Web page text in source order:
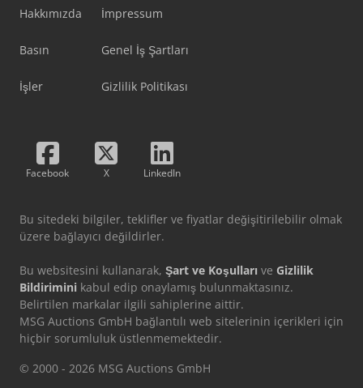
Hakkımızda
Basın
İşler
İmpressum
Genel İş Şartları
Gizlilik Politikası
Facebook X LinkedIn
Bu sitedeki bilgiler, teklifler ve fiyatlar değişitirilebilir olmak
üzere bağlayıcı değildirler.
Bu websitesini kullanarak, Şart ve Koşulları ve Gizlilik
Bildirimini kabul edip onaylamış bulunmaktasınız.
Belirtilen markalar ilgili sahiplerine aittir.
MSG Auctions GmbH bağlantılı web sitelerinin içerikleri için
hiçbir sorumluluk üstlenmemektedir.
© 2000 - 2026 MSG Auctions GmbH